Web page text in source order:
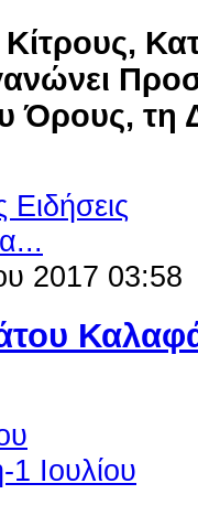
Όρους, τη
Ειδήσεις
2017 03:58